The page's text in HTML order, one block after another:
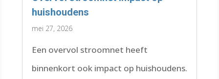
huishoudens
mei 27, 2026
Een overvol stroomnet heeft
binnenkort ook impact op huishoudens.